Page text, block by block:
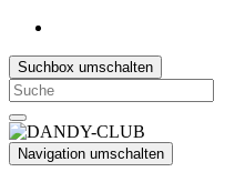
Suchbox umschalten
Search
for:
Navigation umschalten